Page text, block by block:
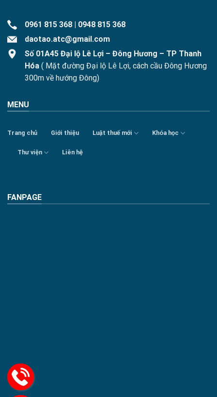
0961 815 368 | 0948 815 368
daotao.atc@gmail.com
Số 01A45 Đại lộ Lê Lợi – Đông Hương – TP Thanh
Hóa ( Mặt đường Đại lộ Lê Lợi, cách cầu Đông Hương
300m về hướng Đông)
MENU
Trang chủ Giới thiệu Luật thuế mới Khóa học
Thư viện Liên hệ
FANPAGE